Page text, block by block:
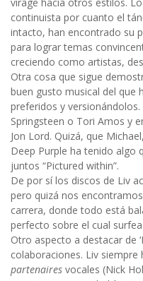
continuista por cuanto el
intacto, han encontrado su
para lograr temas
creciendo como artistas,
Otra cosa que sigue
buen gusto musical del que
preferidos y
Springsteen o Tori Amos y
Jon Lord. Quizá, que
Deep Purple ha tenido algo
juntos “Pictured within”.
De por sí los discos de Liv
pero quizá nos
carrera, donde todo está
perfecto sobre el cual
Otro aspecto a destacar de
colaboraciones. Liv
partenaires vocales (Nick